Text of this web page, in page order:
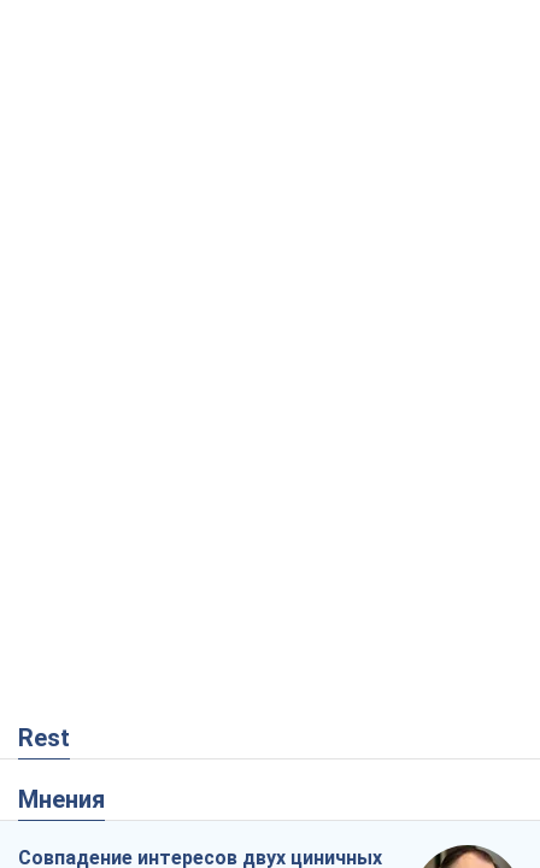
Rest
Мнения
Совпадение интересов двух циничных